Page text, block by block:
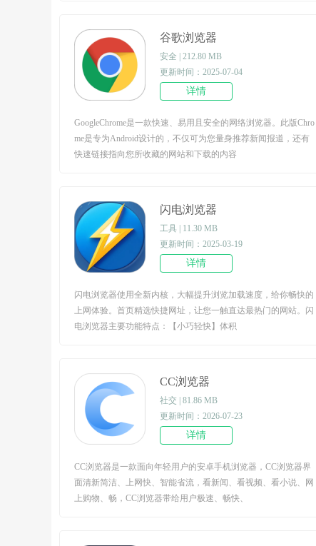
谷歌浏览器
安全 | 212.80 MB
更新时间：2025-07-04
详情
GoogleChrome是一款快速、易用且安全的网络浏览器。此版Chro
me是专为Android设计的，不仅可为您量身推荐新闻报道，还有
快速链接指向您所收藏的网站和下载的内容
闪电浏览器
工具 | 11.30 MB
更新时间：2025-03-19
详情
闪电浏览器使用全新内核，大幅提升浏览加载速度，给你畅快的
上网体验。首页精选快捷网址，让您一触直达最热门的网站。闪
电浏览器主要功能特点：【小巧轻快】体积
CC浏览器
社交 | 81.86 MB
更新时间：2026-07-23
详情
CC浏览器是一款面向年轻用户的安卓手机浏览器，CC浏览器界
面清新简洁、上网快、智能省流，看新闻、看视频、看小说、网
上购物、畅，CC浏览器带给用户极速、畅快、